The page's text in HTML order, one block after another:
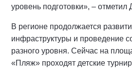
уровень подготовки», – отметил
В регионе продолжается
инфраструктуры и проведение
разного уровня. Сейчас на
«Пляж» проходят детские